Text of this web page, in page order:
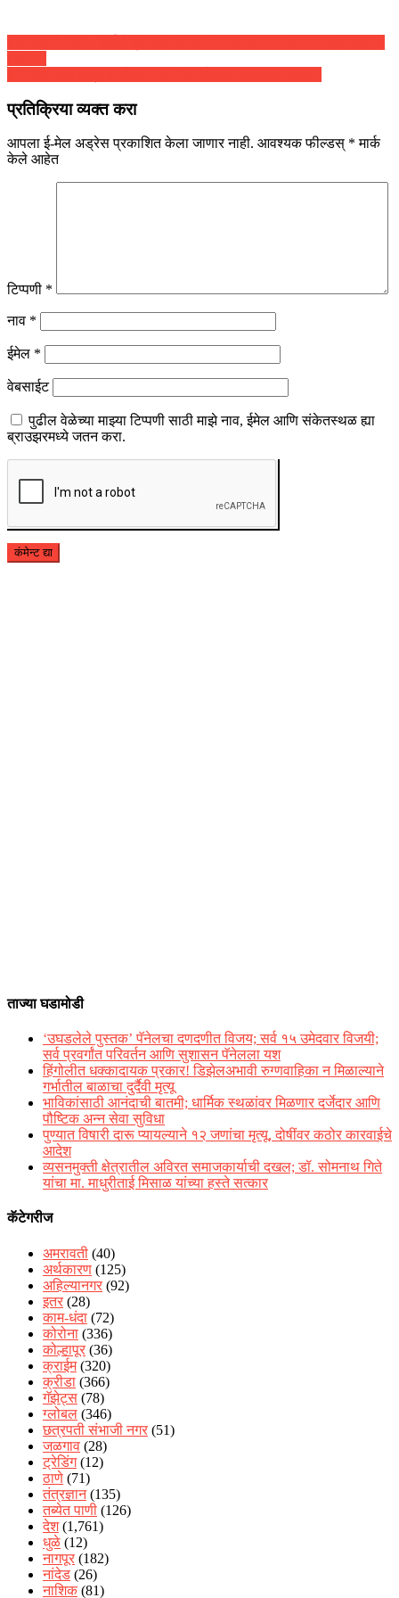
पोस्टचे
नॅव्हिगेशन
प्रतिक्रिया व्यक्त करा
आपला ई-मेल अड्रेस प्रकाशित केला जाणार नाही. आवश्यक फील्डस् * मार्क
केले आहेत
टिप्पणी *
नाव *
ईमेल *
वेबसाईट
पुढील वेळेच्या माझ्या टिप्पणी साठी माझे नाव, ईमेल आणि संकेतस्थळ ह्या
ब्राउझरमध्ये जतन करा.
ताज्या घडामोडी
‘उघडलेले पुस्तक’ पॅनेलचा दणदणीत विजय; सर्व १५ उमेदवार विजयी;
सर्व प्रवर्गांत परिवर्तन आणि सुशासन पॅनेलला यश
हिंगोलीत धक्कादायक प्रकार! डिझेलअभावी रुग्णवाहिका न मिळाल्याने
गर्भातील बाळाचा दुर्दैवी मृत्यू
भाविकांसाठी आनंदाची बातमी; धार्मिक स्थळांवर मिळणार दर्जेदार आणि
पौष्टिक अन्न सेवा सुविधा
पुण्यात विषारी दारू प्यायल्याने १२ जणांचा मृत्यू, दोषींवर कठोर कारवाईचे
आदेश
व्यसनमुक्ती क्षेत्रातील अविरत समाजकार्याची दखल; डॉ. सोमनाथ गिते
यांचा मा. माधुरीताई मिसाळ यांच्या हस्ते सत्कार
कॅटेगरीज
अमरावती (40)
अर्थकारण (125)
अहिल्यानगर (92)
इतर (28)
काम-धंदा (72)
कोरोना (336)
कोल्हापूर (36)
क्राईम(320)
क्रीडा (366)
गॅझेट्स (78)
ग्लोबल (346)
छत्रपती संभाजी नगर (51)
जळगाव (28)
ट्रेडिंग(12)
ठाणे (71)
तंत्रज्ञान(135)
तब्येत पाणी (126)
देश(1,761)
धुळे (12)
नागपूर (182)
नांदेड (26)
नाशिक (81)